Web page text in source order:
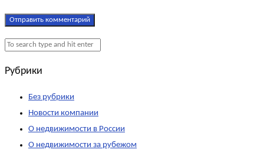
Рубрики
Без рубрики
Новости компании
О недвижимости в России
О недвижимости за рубежом